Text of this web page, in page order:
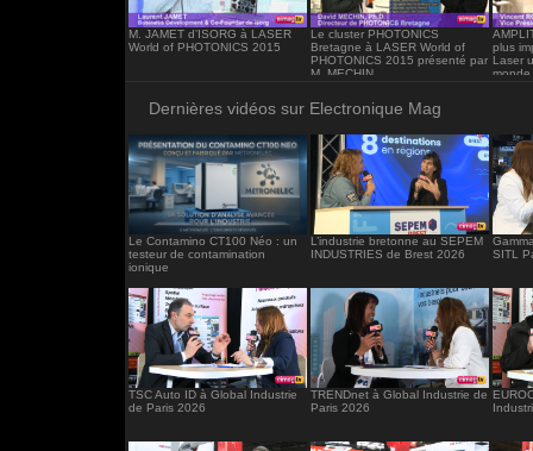
M. JAMET d’ISORG à LASER
World of PHOTONICS 2015
Le cluster PHOTONICS
Bretagne à LASER World of
PHOTONICS 2015 présenté par
M. MECHIN
plus
Laser
monde
Dernières vidéos sur Electronique Mag
Le Contamino CT100 Néo : un
testeur de contamination
ionique
L’industrie bretonne au SEPEM
INDUSTRIES de Brest 2026
SITL
TSC Auto ID à Global Industrie
de Paris 2026
TRENDnet à Global Industrie de
Paris 2026